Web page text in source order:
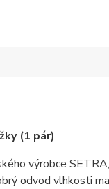
(1 pár)
výrobce
odvod vlhkosti